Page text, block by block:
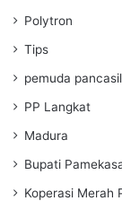
Polytron
Tips
pemuda
PP Langkat
Madura
Bupati
Koperasi Merah